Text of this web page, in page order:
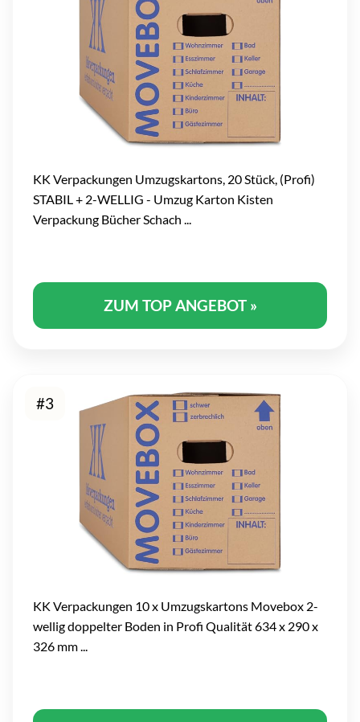
KK Verpackungen Umzugskartons, 20 Stück, (Profi)
STABIL + 2-WELLIG - Umzug Karton Kisten
Verpackung Bücher Schach ...
ZUM TOP ANGEBOT »
#3
KK Verpackungen 10 x Umzugskartons Movebox 2-
wellig doppelter Boden in Profi Qualität 634 x 290 x
326 mm ...